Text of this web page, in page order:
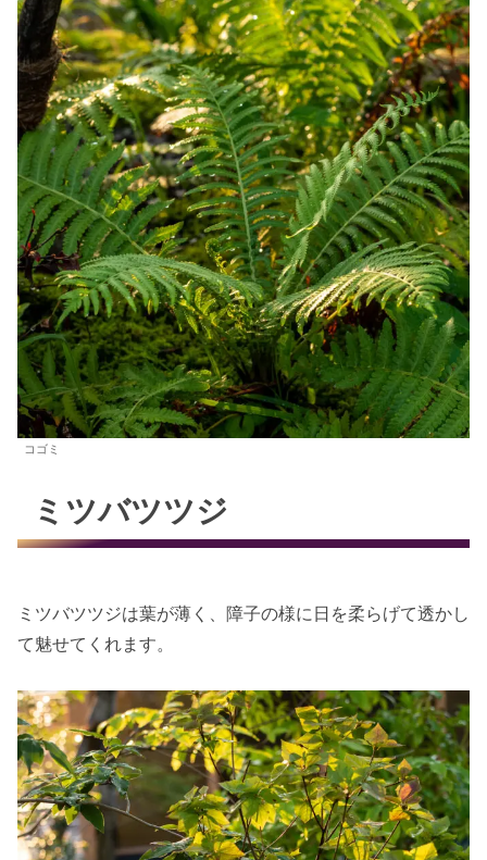
コゴミ
ミツバツツジ
ミツバツツジは葉が薄く、障子の様に日を柔らげて透かし
て魅せてくれます。